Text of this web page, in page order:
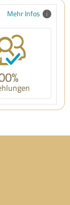
Mehr Infos